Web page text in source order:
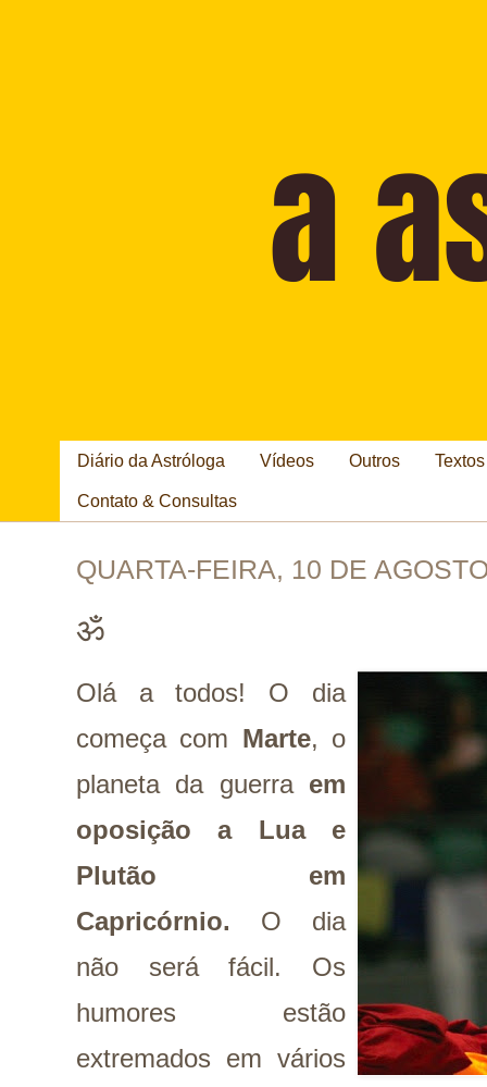
Diário da Astróloga Vídeos Outros
Contato & Consultas
QUARTA-FEIRA, 10 DE
ॐ
Olá a todos! O dia
começa com Marte, o
planeta da guerra em
oposição a Lua e
Plutão em
Capricórnio. O dia
não será fácil. Os
humores estão
extremados em vários